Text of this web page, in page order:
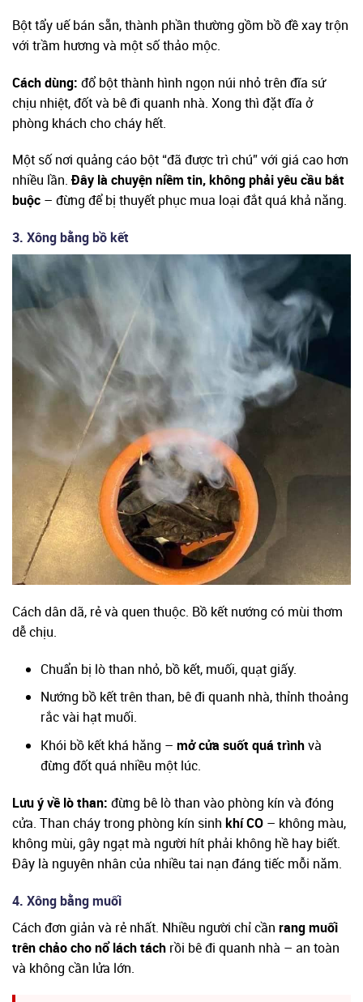
Bột tẩy uế bán sẵn, thành phần thường gồm bồ đề xay trộn
với trầm hương và một số thảo mộc.
Cách dùng: đổ bột thành hình ngọn núi nhỏ trên đĩa sứ
chịu nhiệt, đốt và bê đi quanh nhà. Xong thì đặt đĩa ở
phòng khách cho cháy hết.
Một số nơi quảng cáo bột “đã được trì chú” với giá cao hơn
nhiều lần. Đây là chuyện niềm tin, không phải yêu cầu bắt
buộc – đừng để bị thuyết phục mua loại đắt quá khả năng.
3. Xông bằng bồ kết
Cách dân dã, rẻ và quen thuộc. Bồ kết nướng có mùi thơm
dễ chịu.
Chuẩn bị lò than nhỏ, bồ kết, muối, quạt giấy.
Nướng bồ kết trên than, bê đi quanh nhà, thỉnh thoảng
rắc vài hạt muối.
Khói bồ kết khá hăng – mở cửa suốt quá trìnhvà
đừng đốt quá nhiều một lúc.
Lưu ý về lò than: đừng bê lò than vào phòng kín và đóng
cửa. Than cháy trong phòng kín sinh khí CO – không màu,
không mùi, gây ngạt mà người hít phải không hề hay biết.
Đây là nguyên nhân của nhiều tai nạn đáng tiếc mỗi năm.
4. Xông bằng muối
Cách đơn giản và rẻ nhất. Nhiều người chỉ cần rang muối
trên chảo cho nổ lách tách rồi bê đi quanh nhà – an toàn
và không cần lửa lớn.